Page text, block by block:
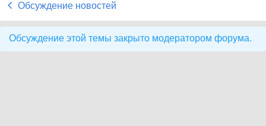
Обсуждение новостей
Обсуждение этой темы закрыто модератором форума.